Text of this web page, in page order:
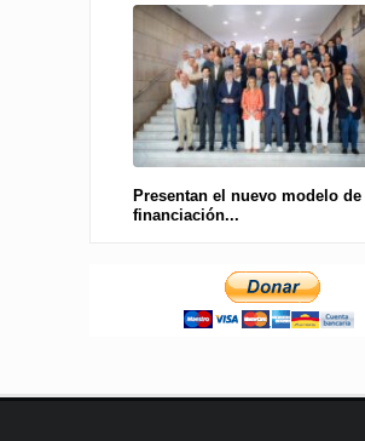
Presentan el nuevo modelo de
financiación...